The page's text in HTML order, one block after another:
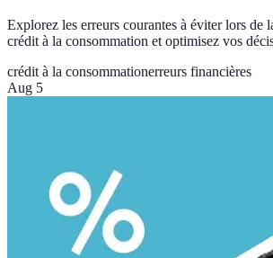
Explorez les erreurs courantes à éviter lors de
crédit à la consommation et optimisez vos
crédit à la consommationerreurs financières
Aug 5